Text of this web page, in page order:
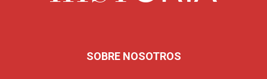
SOBRE NOSOTROS